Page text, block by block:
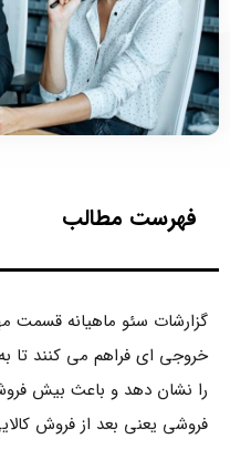
فهرست مطالب
گزارشات سئو ماهیانه قسمت
فروشی یعنی بعد از فروش